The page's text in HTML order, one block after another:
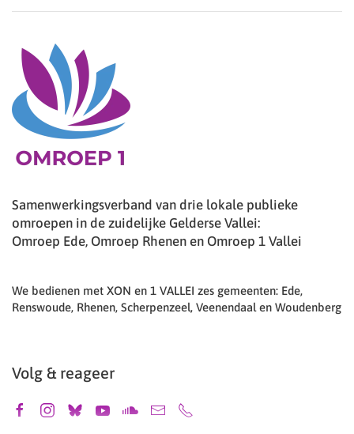
Samenwerkingsverband van drie lokale publieke
omroepen in de zuidelijke Gelderse Vallei:
Omroep Ede, Omroep Rhenen en Omroep 1 Vallei
We bedienen met XON en 1 VALLEI zes gemeenten: Ede,
Renswoude, Rhenen, Scherpenzeel, Veenendaal en Woudenberg
Volg & reageer